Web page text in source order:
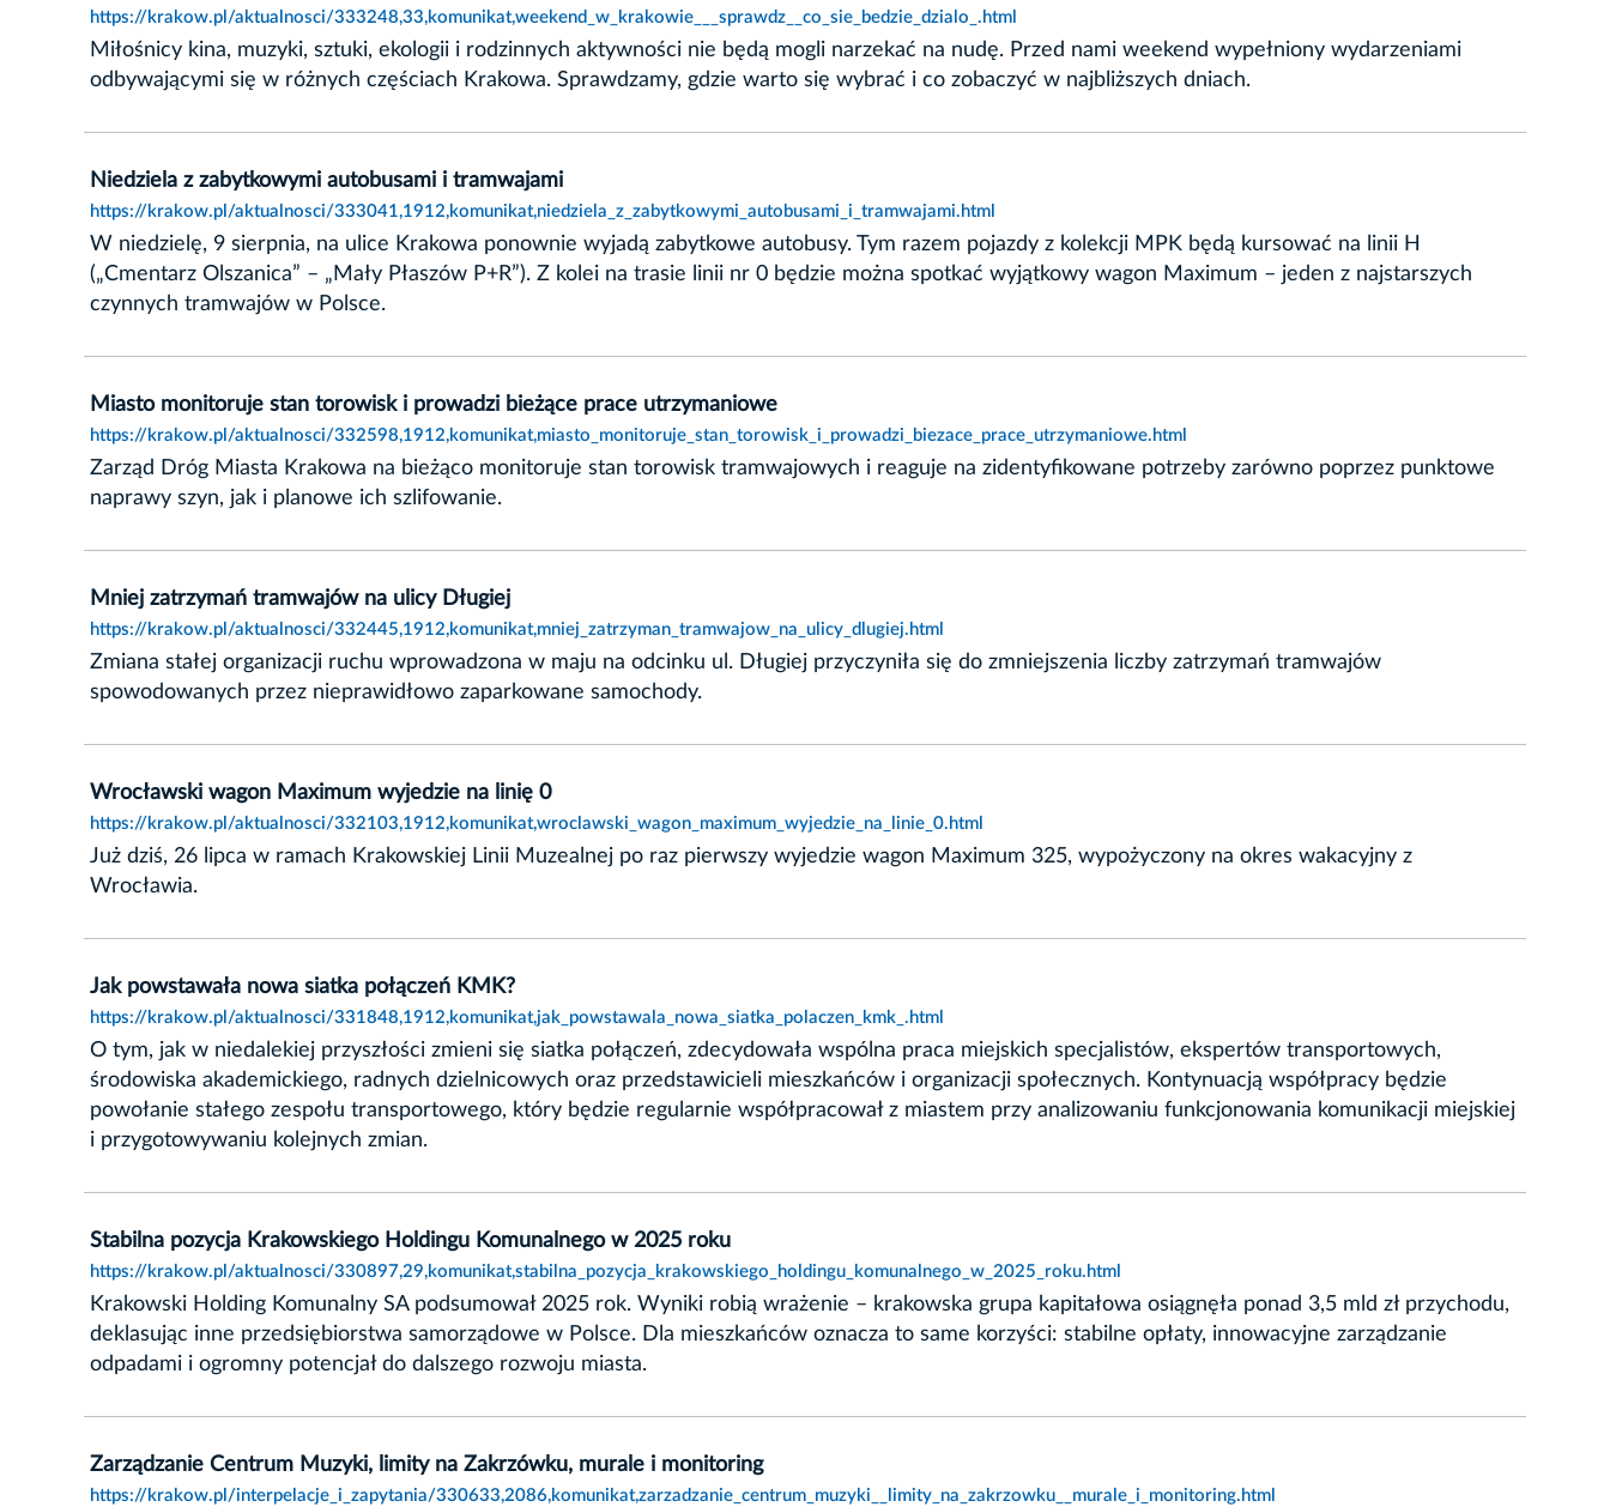
https://krakow.pl/aktualnosci/333248,33,komunikat,weekend_w_krakowie___sprawdz__co_sie_bedzie_dzialo_.html
Miłośnicy kina, muzyki, sztuki, ekologii i rodzinnych aktywności nie będą mogli narzekać na nudę. Przed nami weekend wypełniony wydarzeniami
odbywającymi się w różnych częściach Krakowa. Sprawdzamy, gdzie warto się wybrać i co zobaczyć w najbliższych dniach.
Niedziela z zabytkowymi autobusami i tramwajami
https://krakow.pl/aktualnosci/333041,1912,komunikat,niedziela_z_zabytkowymi_autobusami_i_tramwajami.html
W niedzielę, 9 sierpnia, na ulice Krakowa ponownie wyjadą zabytkowe autobusy. Tym razem pojazdy z kolekcji MPK będą kursować na linii H
(„Cmentarz Olszanica” – „Mały Płaszów P+R”). Z kolei na trasie linii nr 0 będzie można spotkać wyjątkowy wagon Maximum – jeden z najstarszych
czynnych tramwajów w Polsce.
Miasto monitoruje stan torowisk i prowadzi bieżące prace utrzymaniowe
https://krakow.pl/aktualnosci/332598,1912,komunikat,miasto_monitoruje_stan_torowisk_i_prowadzi_biezace_prace_utrzymaniowe.html
Zarząd Dróg Miasta Krakowa na bieżąco monitoruje stan torowisk tramwajowych i reaguje na zidentyfikowane potrzeby zarówno poprzez punktowe
naprawy szyn, jak i planowe ich szlifowanie.
Mniej zatrzymań tramwajów na ulicy Długiej
https://krakow.pl/aktualnosci/332445,1912,komunikat,mniej_zatrzyman_tramwajow_na_ulicy_dlugiej.html
Zmiana stałej organizacji ruchu wprowadzona w maju na odcinku ul. Długiej przyczyniła się do zmniejszenia liczby zatrzymań tramwajów
spowodowanych przez nieprawidłowo zaparkowane samochody.
Wrocławski wagon Maximum wyjedzie na linię 0
https://krakow.pl/aktualnosci/332103,1912,komunikat,wroclawski_wagon_maximum_wyjedzie_na_linie_0.html
Już dziś, 26 lipca w ramach Krakowskiej Linii Muzealnej po raz pierwszy wyjedzie wagon Maximum 325, wypożyczony na okres wakacyjny z
Wrocławia.
Jak powstawała nowa siatka połączeń KMK?
https://krakow.pl/aktualnosci/331848,1912,komunikat,jak_powstawala_nowa_siatka_polaczen_kmk_.html
O tym, jak w niedalekiej przyszłości zmieni się siatka połączeń, zdecydowała wspólna praca miejskich specjalistów, ekspertów transportowych,
środowiska akademickiego, radnych dzielnicowych oraz przedstawicieli mieszkańców i organizacji społecznych. Kontynuacją współpracy będzie
powołanie stałego zespołu transportowego, który będzie regularnie współpracował z miastem przy analizowaniu funkcjonowania komunikacji miejskiej
i przygotowywaniu kolejnych zmian.
Stabilna pozycja Krakowskiego Holdingu Komunalnego w 2025 roku
https://krakow.pl/aktualnosci/330897,29,komunikat,stabilna_pozycja_krakowskiego_holdingu_komunalnego_w_2025_roku.html
Krakowski Holding Komunalny SA podsumował 2025 rok. Wyniki robią wrażenie – krakowska grupa kapitałowa osiągnęła ponad 3,5 mld zł przychodu,
deklasując inne przedsiębiorstwa samorządowe w Polsce. Dla mieszkańców oznacza to same korzyści: stabilne opłaty, innowacyjne zarządzanie
odpadami i ogromny potencjał do dalszego rozwoju miasta.
Zarządzanie Centrum Muzyki, limity na Zakrzówku, murale i monitoring
https://krakow.pl/interpelacje_i_zapytania/330633,2086,komunikat,zarzadzanie_centrum_muzyki__limity_na_zakrzowku__murale_i_monitoring.html